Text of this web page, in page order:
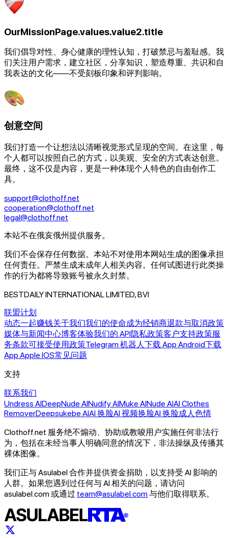
OurMissionPage.values.value2.title
我们倡导对性、身心健康的理性认知，打破禁忌与羞耻感。我
们关注用户需求，建立社区，分享知识，塑造尊重、共识和自
我表达的文化——不受刻板印象和评判影响。
创意空间
我们打造一个让想法以清晰视觉形式呈现的空间。在这里，每
个人都可以按照自己的方式，以美观、安全的方式表达创意。
最终，这不仅是内容，更是一种体现个人特色的自由创作工
具。
support@clothoff.net
cooperation@clothoff.net
legal@clothoff.net
本站不在俄亥俄州提供服务。
我们不会保存任何数据。 本站不对使用本网站生成的图像承担
任何责任。 严禁生成未成年人相关内容。任何试图进行此类操
作的行为都将导致账号被永久封禁。
BESTDAILY INTERNATIONAL LIMITED, BVI
联盟计划
动态一起赚钱关于我们我们的使命成为经销商退款与取消政策
媒体与新闻中心博客体验我们的 API隐私政策客户支持政策服
务条款可接受使用政策Telegram 机器人下载 App Android下载
App Apple IOS常见问题
支持
联系我们
Undress AIDeepNude AINudify AIMuke AINude AIAI Clothes
RemoverDeepsukebe AIAI 换脸AI 视频换脸AI 换脸成人色情
Clothoff.net 服务绝不煽动、协助或教唆用户实施任何非法行
为，包括在未经当事人明确同意的情况下，非法操纵及传播其
裸体图像。
我们正与 Asulabel 合作并提供资金捐助，以支持受 AI 影响的
人群。如果您遇到过任何与 AI 相关的问题，请访问
asulabel.com 或通过 team@asulabel.com与他们取得联系。